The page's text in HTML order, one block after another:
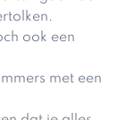
ook een
met een